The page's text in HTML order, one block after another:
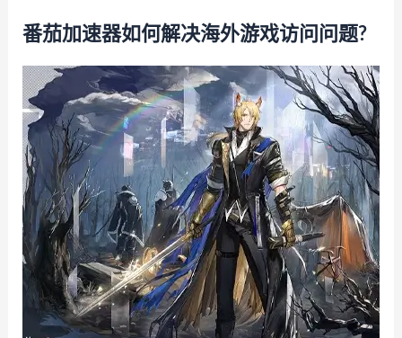
番茄加速器如何解决海外游戏访问问题?